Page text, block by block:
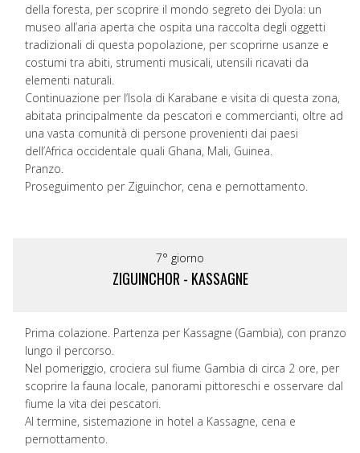
della foresta, per scoprire il mondo segreto dei Dyola: un
museo all’aria aperta che ospita una raccolta degli oggetti
tradizionali di questa popolazione, per scoprirne usanze e
costumi tra abiti, strumenti musicali, utensili ricavati da
elementi naturali.
Continuazione per l’Isola di Karabane e visita di questa zona,
abitata principalmente da pescatori e commercianti, oltre ad
una vasta comunità di persone provenienti dai paesi
dell’Africa occidentale quali Ghana, Mali, Guinea.
Pranzo.
Proseguimento per Ziguinchor, cena e pernottamento.
7° giorno
ZIGUINCHOR - KASSAGNE
Prima colazione. Partenza per Kassagne (Gambia), con pranzo
lungo il percorso.
Nel pomeriggio, crociera sul fiume Gambia di circa 2 ore, per
scoprire la fauna locale, panorami pittoreschi e osservare dal
fiume la vita dei pescatori.
Al termine, sistemazione in hotel a Kassagne, cena e
pernottamento.